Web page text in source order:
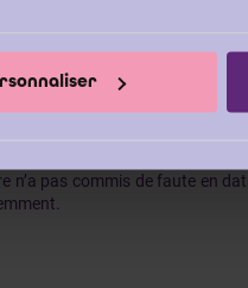
il n’était pas possible
le commissaire datait
n’a pas commis de faute en